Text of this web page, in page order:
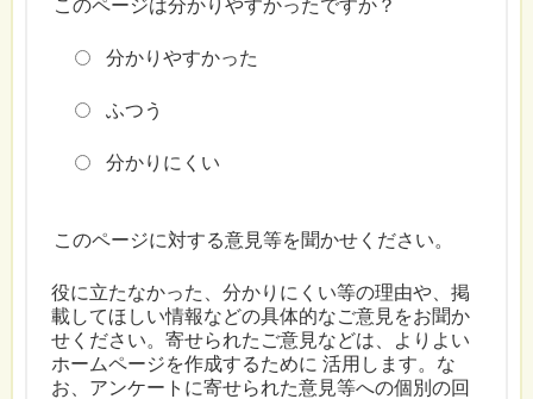
このページは分かりやすかったですか？
分かりやすかった
ふつう
分かりにくい
このページに対する意見等を聞かせください。
役に立たなかった、分かりにくい等の理由や、掲
載してほしい情報などの具体的なご意見をお聞か
せください。寄せられたご意見などは、よりよい
ホームページを作成するために 活用します。な
お、アンケートに寄せられた意見等への個別の回